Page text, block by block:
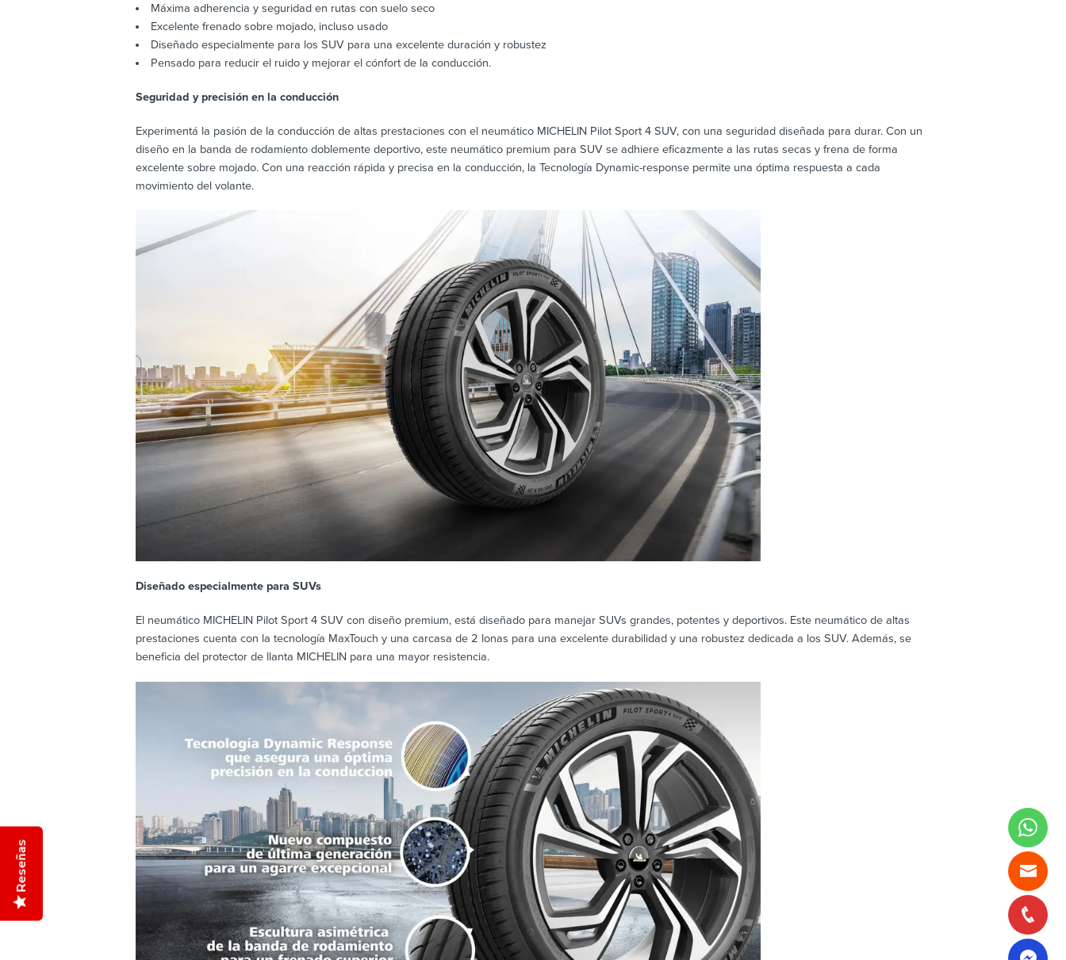
Máxima adherencia y seguridad en rutas con suelo seco
Excelente frenado sobre mojado, incluso usado
Diseñado especialmente para los SUV para una excelente duración y robustez
Pensado para reducir el ruido y mejorar el cónfort de la conducción.
Seguridad y precisión en la conducción
Experimentá la pasión de la conducción de altas prestaciones con el neumático MICHELIN Pilot Sport 4 SUV, con una seguridad diseñada para durar. Con un
diseño en la banda de rodamiento doblemente deportivo, este neumático premium para SUV se adhiere eficazmente a las rutas secas y frena de forma
excelente sobre mojado. Con una reacción rápida y precisa en la conducción, la Tecnología Dynamic-response permite una óptima respuesta a cada
movimiento del volante.
Diseñado especialmente para SUVs
El neumático MICHELIN Pilot Sport 4 SUV con diseño premium, está diseñado para manejar SUVs grandes, potentes y deportivos. Este neumático de altas
prestaciones cuenta con la tecnología MaxTouch y una carcasa de 2 lonas para una excelente durabilidad y una robustez dedicada a los SUV. Además, se
beneficia del protector de llanta MICHELIN para una mayor resistencia.
Reseñas